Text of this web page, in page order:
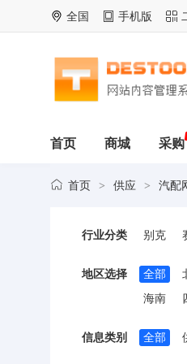
全国 手机版
首页 商城 采购
首页 > 供应 > 汽配
行业分类 别克
地区选择 全部
海南
信息类别 全部